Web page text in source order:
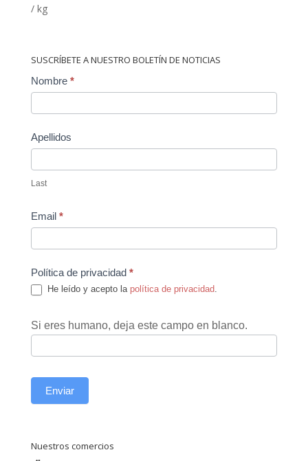
/ kg
SUSCRÍBETE A NUESTRO BOLETÍN DE NOTICIAS
Contact
Nombre *
Apellidos
Last
Email *
Política de privacidad *
He leído y acepto la política de privacidad
Si eres humano, deja este campo en blanco.
Enviar
Nuestros comercios